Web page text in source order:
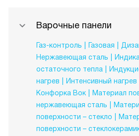
Варочные панели
Газ-контроль Газовая
Нержавеющая сталь
остаточного тепла
нагрев
Интенсивный
Конфорка Вок
Материал
нержавеющая сталь
поверхности – стекло
поверхности –